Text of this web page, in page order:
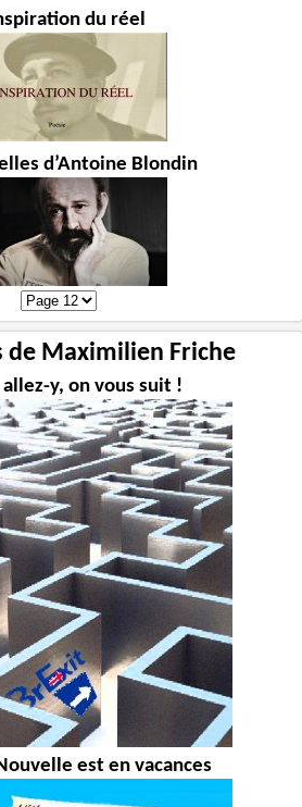
du réel
d’Antoine Blondin
de Maximilien Friche
y, on vous suit !
est en vacances